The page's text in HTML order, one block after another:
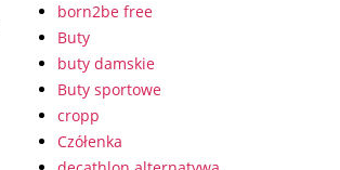
born2be free
Buty
buty damskie
Buty sportowe
cropp
Czółenka